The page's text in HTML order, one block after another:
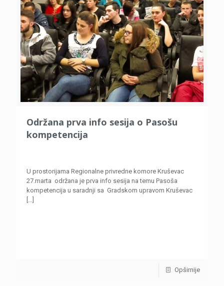
Održana prva info sesija o Pasošu
kompetencija
U prostorijama Regionalne privredne komore Kruševac
27.marta održana je prva info sesija na temu Pasoša
kompetencija u saradnji sa Gradskom upravom Kruševac
[…]
Opširnije